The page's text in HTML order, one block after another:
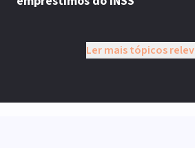
Ler mais tópicos